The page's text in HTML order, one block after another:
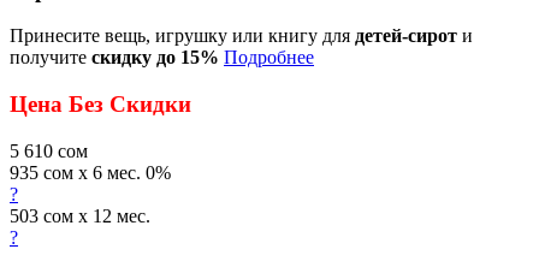
Принесите вещь, игрушку или книгу для детей-сирот и
получите скидку до 15% Подробнее
Цена Без Скидки
5 610 сом
935 сом x 6 мес. 0%
?
503 сом x 12 мес.
?